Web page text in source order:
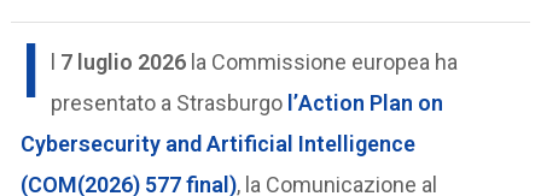
I 7 luglio 2026 la Commissione europea ha
presentato a Strasburgo l’Action Plan on
Cybersecurity and Artificial Intelligence
(COM(2026) 577 final), la Comunicazione al